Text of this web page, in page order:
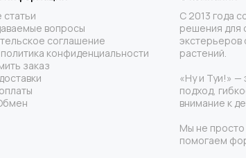
в Москве
или другом городе,
доставкой, чтобы вы могли украсить своё
украшением вашего сада, террасы, балкона
без лишних забот.
вопросы
соглашение
конфиденциальности
заказ
С 2013 года
решения для
экстерьеров
растений.
«Ну и Туи!» —
подход,
внимание к
Мы не
помогаем